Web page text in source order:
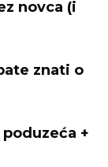
novca (i
znati o
+